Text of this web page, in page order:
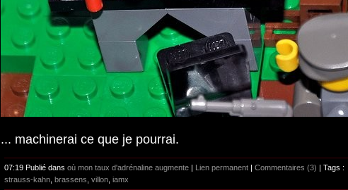
... machinerai ce que je pourrai.
07:19 Publié dans où mon taux d'adrénaline augmente | Lien permanent | Commentaires (3) | Tags :
strauss-kahn brassens villon iamx